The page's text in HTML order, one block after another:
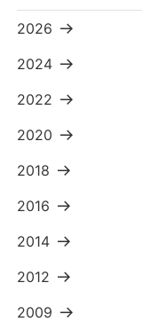
2026
2024
2022
2020
2018
2016
2014
2012
2009